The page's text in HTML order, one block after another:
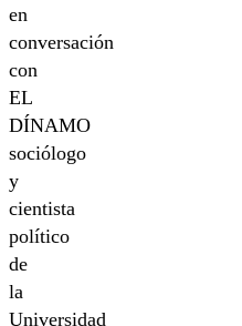
en
conversación
con
EL
DÍNAMO
sociólogo
y
cientista
político
de
la
Universidad